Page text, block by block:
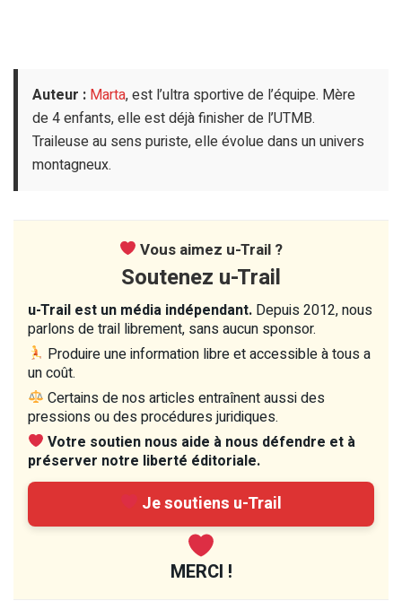
Auteur : Marta, est l’ultra sportive de l’équipe. Mère
de 4 enfants, elle est déjà finisher de l’UTMB.
Traileuse au sens puriste, elle évolue dans un univers
montagneux.
Vous aimez u-Trail ?
Soutenez u-Trail
u-Trail est un média indépendant. Depuis 2012, nous
parlons de trail librement, sans aucun sponsor.
Produire une information libre et accessible à tous a
un coût.
Certains de nos articles entraînent aussi des
pressions ou des procédures juridiques.
Votre soutien nous aide à nous défendre et à
préserver notre liberté éditoriale.
Je soutiens u-Trail
MERCI !